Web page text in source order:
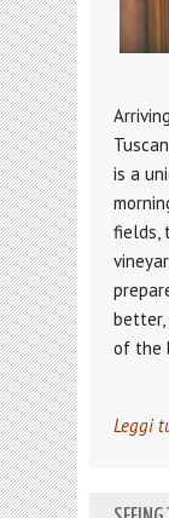
is a
fields,
better,
of the
Leggi